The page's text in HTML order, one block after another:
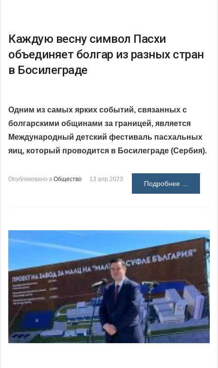
Каждую весну символ Пасхи
объединяет болгар из разных стран
в Босилеграде
Одним из самых ярких событий, связанных с
болгарскими общинами за границей, является
Международный детский фестиваль пасхальных
яиц, который проводится в Босилеграде (Сербия).
Опубликовано в Общество 13 апр 2023
Подробнее ...